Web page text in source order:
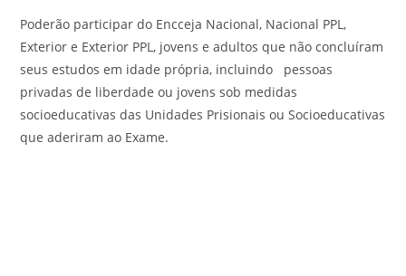
Poderão participar do Encceja Nacional, Nacional PPL,
Exterior e Exterior PPL, jovens e adultos que não concluíram
seus estudos em idade própria, incluindo pessoas
privadas de liberdade ou jovens sob medidas
socioeducativas das Unidades Prisionais ou Socioeducativas
que aderiram ao Exame.